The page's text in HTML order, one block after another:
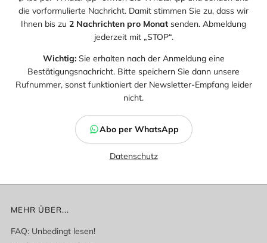
ABO PER WHATSAPP
Für viele sind E-Mails „aus“ (sie kontrollieren sie nicht mehr
„Abo per WhatsApp“ öffnen Sie WhatsApp und senden uns
die vorformulierte Nachricht. Damit stimmen Sie zu, dass wir
Ihnen bis zu2 Nachrichten pro Monatsenden. Abmeldung
jederzeit mit „STOP“.
Sie erhalten nach der Anmeldung eine
Bestätigungsnachricht. Bitte speichern Sie dann unsere
Rufnummer, sonst funktioniert der Newsletter-Empfang leider
nicht.